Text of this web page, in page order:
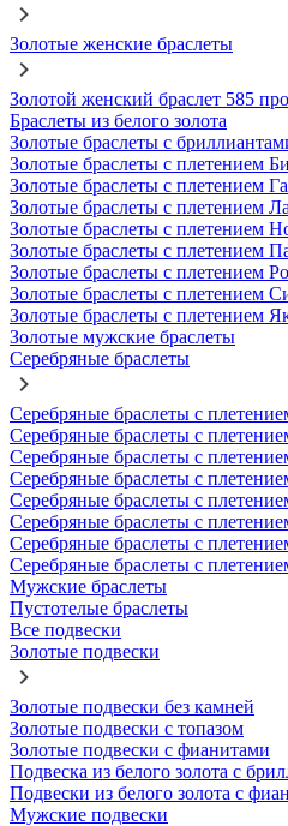
Золотые женские браслеты
Золотой женский браслет 585
Браслеты из белого золота
Золотые браслеты с
Золотые браслеты с плетением
Золотые браслеты с плетением
Золотые браслеты с плетением
Золотые браслеты с плетением
Золотые браслеты с плетением
Золотые браслеты с плетением
Золотые браслеты с плетением
Золотые браслеты с плетением
Золотые мужские браслеты
Серебряные браслеты
Серебряные браслеты с
Серебряные браслеты с
Серебряные браслеты с
Серебряные браслеты с
Серебряные браслеты с
Серебряные браслеты с
Серебряные браслеты с
Серебряные браслеты с
Мужские браслеты
Пустотелые браслеты
Все подвески
Золотые подвески
Золотые подвески без камней
Золотые подвески с топазом
Золотые подвески с фианитами
Подвеска из белого золота с
Подвески из белого золота с
Мужские подвески